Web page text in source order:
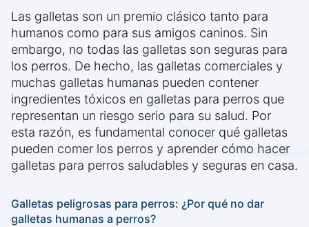
Las galletas son un premio clásico tanto para
humanos como para sus amigos caninos. Sin
embargo, no todas las galletas son seguras para
los perros. De hecho, las galletas comerciales y
muchas galletas humanas pueden contener
ingredientes tóxicos en galletas para perros que
representan un riesgo serio para su salud. Por
esta razón, es fundamental conocer qué galletas
pueden comer los perros y aprender cómo hacer
galletas para perros saludables y seguras en casa.
Galletas peligrosas para perros: ¿Por qué no dar
galletas humanas a perros?